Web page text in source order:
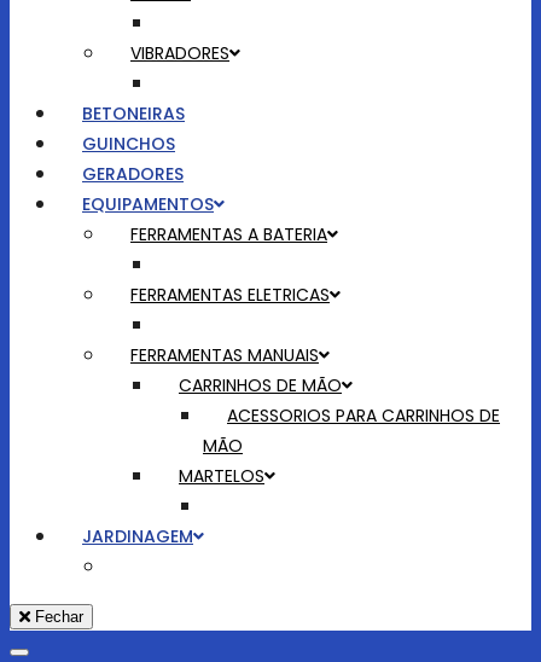
VIBRADORES
BETONEIRAS
GUINCHOS
GERADORES
EQUIPAMENTOS
FERRAMENTAS A BATERIA
FERRAMENTAS ELETRICAS
FERRAMENTAS MANUAIS
CARRINHOS DE MÃO
ACESSORIOS PARA CARRINHOS DE
MÃO
MARTELOS
JARDINAGEM
Fechar